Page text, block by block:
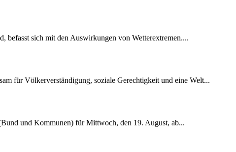
befasst sich mit den Auswirkungen von Wetterextremen....
für Völkerverständigung, soziale Gerechtigkeit und eine Welt...
und Kommunen) für Mittwoch, den 19. August, ab...